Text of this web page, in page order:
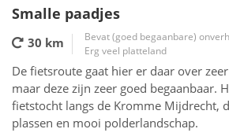
Smalle paadjes
30 km
Bevat (goed begaanbare)
Erg veel platteland
De fietsroute gaat hier er daar over
maar deze zijn zeer goed begaanbaar.
fietstocht langs de Kromme Mijdrecht,
plassen en mooi polderlandschap.